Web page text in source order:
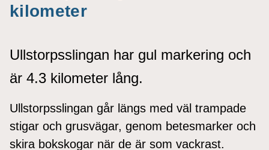
kilometer
Ullstorpsslingan har gul markering och
är 4.3 kilometer lång.
Ullstorpsslingan går längs med väl trampade
stigar och grusvägar, genom betesmarker och
skira bokskogar när de är som vackrast.